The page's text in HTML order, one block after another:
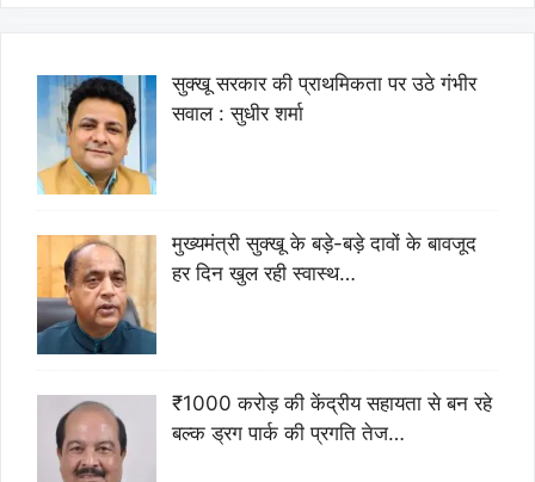
सुक्खू सरकार की प्राथमिकता पर उठे गंभीर
सवाल : सुधीर शर्मा
मुख्यमंत्री सुक्खू के बड़े-बड़े दावों के बावजूद
हर दिन खुल रही स्वास्थ…
₹1000 करोड़ की केंद्रीय सहायता से बन रहे
बल्क ड्रग पार्क की प्रगति तेज…